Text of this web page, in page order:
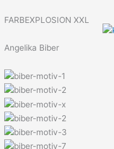
Inhalt
FARBEXPLOSION XXL
Angelika Biber